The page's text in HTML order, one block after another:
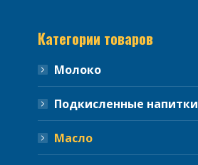
Категории товаров
Молоко
Подкисленные напитки
Масло